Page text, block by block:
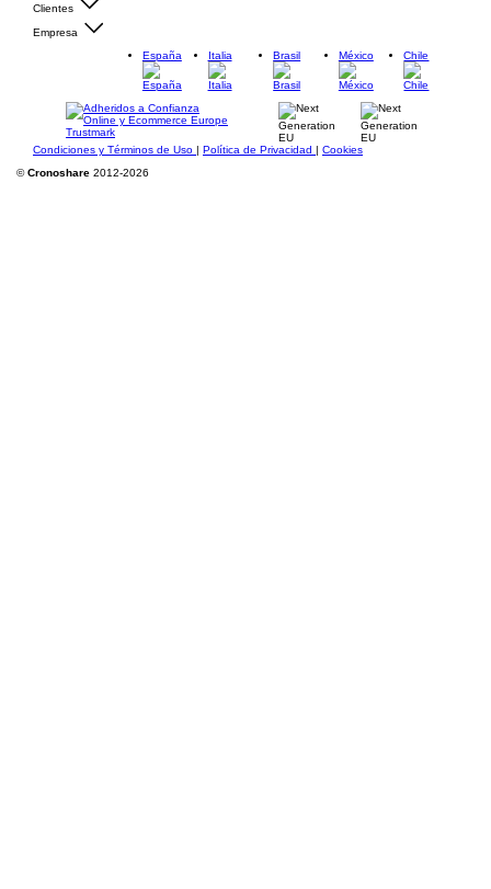
Clientes
Empresa
España
Italia Brasil México Chile
Condiciones y Términos de Uso | Política de Privacidad | Cookies
©Cronoshare 2012-2026